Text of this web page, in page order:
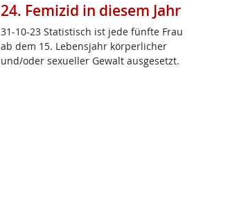
24. Femizid in diesem Jahr
31-10-23 Sta­tis­tisch ist je­de fünf­te Frau
ab dem 15. Le­bens­jahr kör­per­li­cher
und/oder se­xu­el­ler Ge­walt aus­ge­setzt.